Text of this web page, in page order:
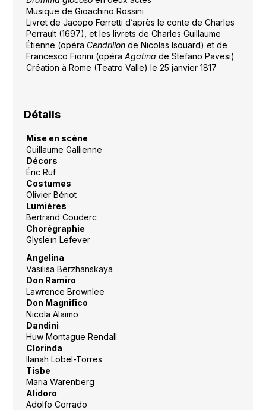
Musique de Gioachino Rossini
Livret de Jacopo Ferretti d’après le conte de Charles
Perrault (1697), et les livrets de Charles Guillaume
Étienne (opéra Cendrillonde Nicolas Isouard) et de
Francesco Fiorini (opéra Agatina de Stefano Pavesi)
Création à Rome (Teatro Valle) le 25 janvier 1817
Détails
Mise en scène
Guillaume Gallienne
Décors
Éric Ruf
Costumes
Olivier Bériot
Lumières
Bertrand Couderc
Chorégraphie
Glysleïn Lefever
Angelina
Vasilisa Berzhanskaya
Don Ramiro
Lawrence Brownlee
Don Magnifico
Nicola Alaimo
Dandini
Huw Montague Rendall
Clorinda
Ilanah Lobel-Torres
Tisbe
Maria Warenberg
Alidoro
Adolfo Corrado